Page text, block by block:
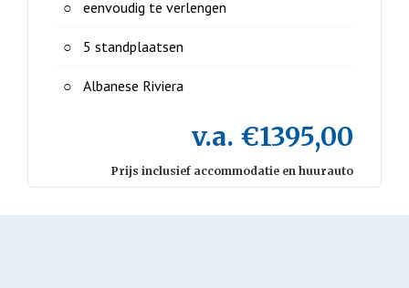
eenvoudig te verlengen
5 standplaatsen
Albanese Riviera
v.a. €1395,00
Prijs inclusief accommodatie en huurauto